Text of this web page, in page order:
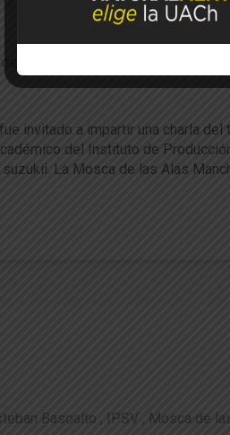
suzukii
se capacitaron
invitado a impartir una charla
del Instituto de
La Mosca de las Alas
Basoalto IPSV Mosca de